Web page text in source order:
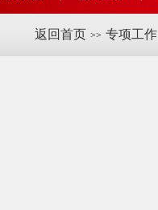
返回首页 >> 专项工作